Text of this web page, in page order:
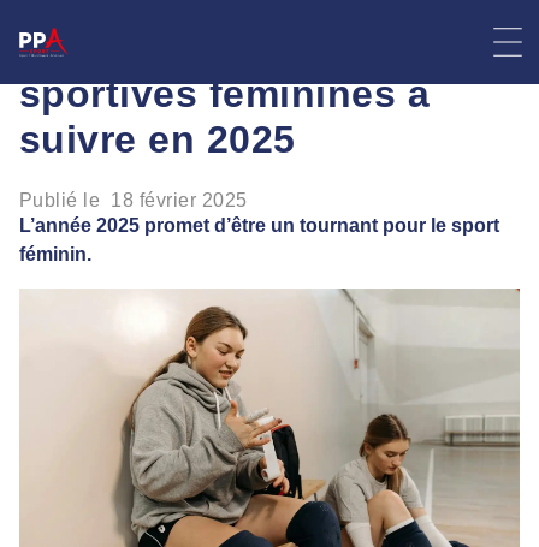
Les compétitions
sportives féminines à
suivre en 2025
Publié le 18 février 2025
L’année 2025 promet d’être un tournant pour le sport
féminin.